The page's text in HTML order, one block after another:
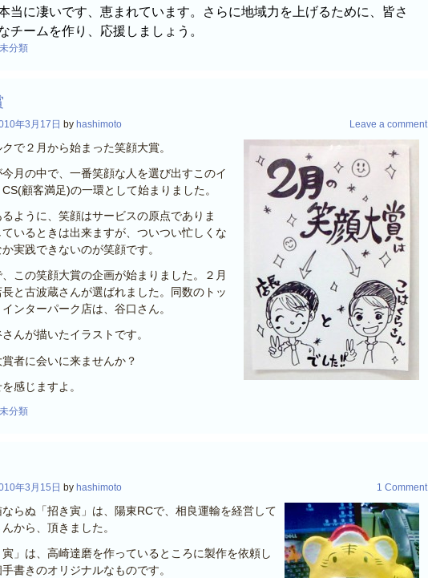
当に凄いです、恵まれています。さらに地域力を上げるために、皆さ
チームを作り、応援しましょう。
未分類
Leave a comment
年3月17日 by hashimoto
で２月から始まった笑顔大賞。
今月の中で、一番笑顔な人を選び出すこのイ
顧客満足)の一環として始まりました。
ように、笑顔はサービスの原点でありま
いるときは出来ますが、ついつい忙しくな
実践できないのが笑顔です。
この笑顔大賞の企画が始まりました。２月
と古波蔵さんが選ばれました。同数のトッ
ンターパーク店は、谷口さん。
んが描いたイラストです。
者に会いに来ませんか？
感じますよ。
未分類
1 Comment
年3月15日 by hashimoto
ならぬ「招き寅」は、陽東RCで、相良運輸を経営して
から、頂きました。
寅」は、高崎達磨を作っているところに製作を依頼し
書きのオリジナルなものです。